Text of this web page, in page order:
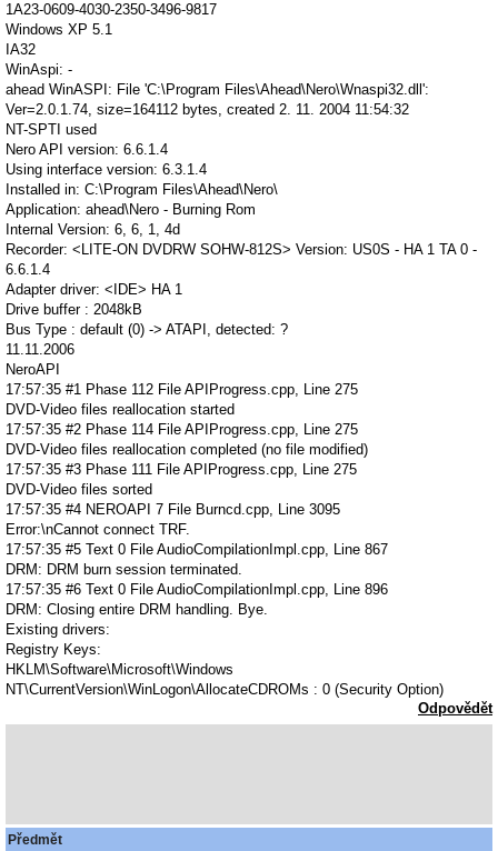
1A23-0609-4030-2350-3496-9817
Windows XP 5.1
IA32
WinAspi: -
ahead WinASPI: File 'C:\Program Files\Ahead\Nero\Wnaspi32.dll':
Ver=2.0.1.74, size=164112 bytes, created 2. 11. 2004 11:54:32
NT-SPTI used
Nero API version: 6.6.1.4
Using interface version: 6.3.1.4
Installed in: C:\Program Files\Ahead\Nero\
Application: ahead\Nero - Burning Rom
Internal Version: 6, 6, 1, 4d
Recorder: <LITE-ON DVDRW SOHW-812S> Version: US0S - HA 1 TA 0 -
6.6.1.4
Adapter driver: <IDE> HA 1
Drive buffer : 2048kB
Bus Type : default (0) -> ATAPI, detected: ?
11.11.2006
NeroAPI
17:57:35 #1 Phase 112 File APIProgress.cpp, Line 275
DVD-Video files reallocation started
17:57:35 #2 Phase 114 File APIProgress.cpp, Line 275
DVD-Video files reallocation completed (no file modified)
17:57:35 #3 Phase 111 File APIProgress.cpp, Line 275
DVD-Video files sorted
17:57:35 #4 NEROAPI 7 File Burncd.cpp, Line 3095
Error:\nCannot connect TRF.
17:57:35 #5 Text 0 File AudioCompilationImpl.cpp, Line 867
DRM: DRM burn session terminated.
17:57:35 #6 Text 0 File AudioCompilationImpl.cpp, Line 896
DRM: Closing entire DRM handling. Bye.
Existing drivers:
Registry Keys:
HKLM\Software\Microsoft\Windows
NT\CurrentVersion\WinLogon\AllocateCDROMs : 0 (Security Option)
Odpovědět
Předmět